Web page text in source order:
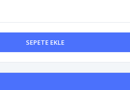
SEPETE EKLE